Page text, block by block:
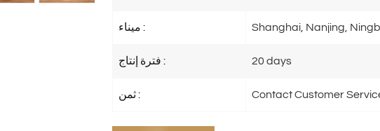
ميناء : Shanghai, Nanjing,
فترة إنتاج : 20 days
ثمن : Contact Customer